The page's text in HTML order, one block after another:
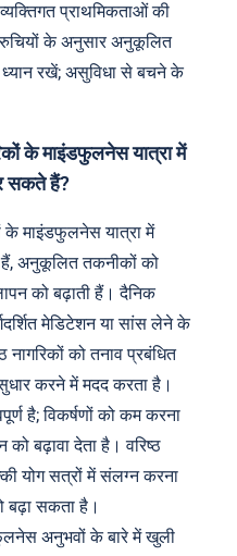
प्राथमिकताओं की
के अनुसार अनुकूलित
रखें; असुविधा से बचने के
के माइंडफुलनेस यात्रा में
सकते हैं?
के माइंडफुलनेस यात्रा में
अनुकूलित तकनीकों को
को बढ़ाती हैं। दैनिक
मेडिटेशन या सांस लेने के
नागरिकों को तनाव प्रबंधित
करने में मदद करता है।
है; विकर्षणों को कम करना
बढ़ावा देता है। वरिष्ठ
योग सत्रों में संलग्न करना
बढ़ा सकता है।
अनुभवों के बारे में खुली